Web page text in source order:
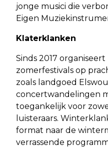
jonge musici die
Eigen
Klaterklanken
Sinds 2017
zomerfestivals op
zoals landgoed
concertwandelingen
toegankelijk voor
luisteraars.
format naar de
verrassende